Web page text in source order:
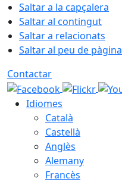
Saltar a la capçalera
Saltar al contingut
Saltar a relacionats
Saltar al peu de pàgina
Contactar
Idiomes
Català
Castellà
Anglès
Alemany
Francès